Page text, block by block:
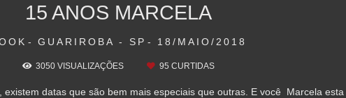
GUARIROBA - SP 18/MAIO/2018
15 ANOS MARCELA
3050VISUALIZAÇÕES 95 CURTIDAS
datas que são bem mais especiais que outras. E você Marcela